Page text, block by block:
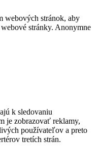
webových stránok, aby
stránky. Anonymne
k sledovaniu
je zobrazovať reklamy,
používateľov a preto
tretích strán.